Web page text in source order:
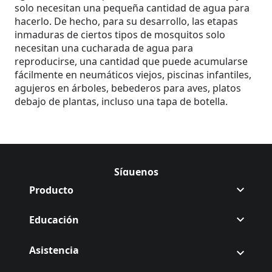
solo necesitan una pequeña cantidad de agua para
hacerlo. De hecho, para su desarrollo, las etapas
inmaduras de ciertos tipos de mosquitos solo
necesitan una cucharada de agua para
reproducirse, una cantidad que puede acumularse
fácilmente en neumáticos viejos, piscinas infantiles,
agujeros en árboles, bebederos para aves, platos
debajo de plantas, incluso una tapa de botella.
Síguenos
Síguenos Off en Facebook
(Opens in a new tab)
Síguenos Off en Instagram
(Opens in a new tab)
Producto
Educación
Asistencia